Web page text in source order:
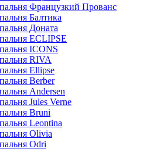
Французкий Прованс
Балтика
Доната
ECLIPSE
ICONS
RIVA
Ellipse
Berber
Andersen
Jules Verne
Bruni
Leontina
Olivia
Odri